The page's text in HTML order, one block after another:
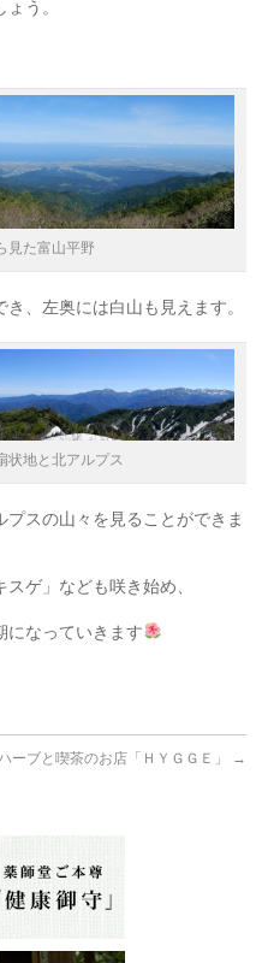
う。
見た富山平野
、左奥には白山も見えます。
状地と北アルプス
スの山々を見ることができま
ゲ」なども咲き始め、
になっていきます
ーブと喫茶のお店「ＨＹＧＧＥ」 →